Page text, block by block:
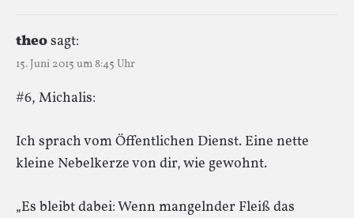
theosagt:
15. Juni 2015 um 8:45 Uhr
#6, Michalis:
Ich sprach vom Öffentlichen Dienst. Eine nette
kleine Nebelkerze von dir, wie gewohnt.
„Es bleibt dabei: Wenn mangelnder Fleiß das